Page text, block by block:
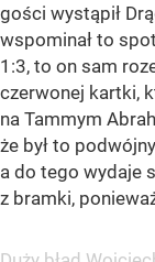
gości wystąpił
wspominał to
1:3, to on sam
czerwonej kartki,
na Tammym
że był to
a do tego wydaje
z bramki,